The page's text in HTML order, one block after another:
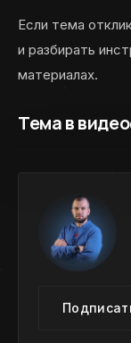
Если тема
и разбирать
материалах.
Тема в